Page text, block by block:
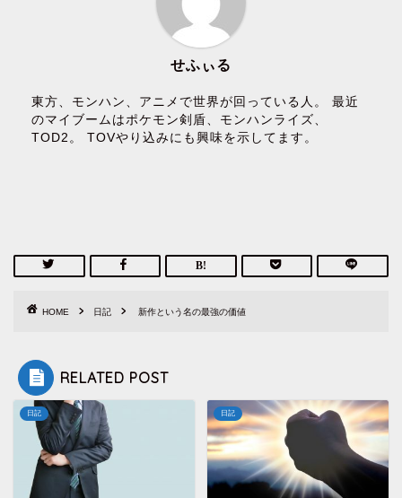
せふぃる
東方、モンハン、アニメで世界が回っている人。 最近
のマイブームはポケモン剣盾、モンハンライズ、
TOD2。 TOVやり込みにも興味を示してます。
HOME 日記 新作という名の最強の価値
RELATED POST
日記 日記